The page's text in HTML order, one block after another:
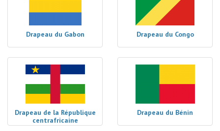
Drapeau du Gabon Drapeau du Congo
Drapeau de la République
centrafricaine
Drapeau du Bénin